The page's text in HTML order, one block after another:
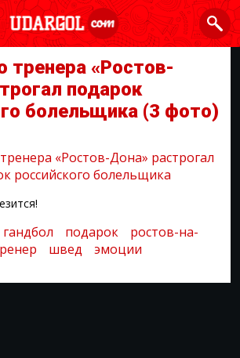
тренера «Ростов-
подарок
болельщика (3 фото)
гандбол подарок
ростов-на-
швед эмоции